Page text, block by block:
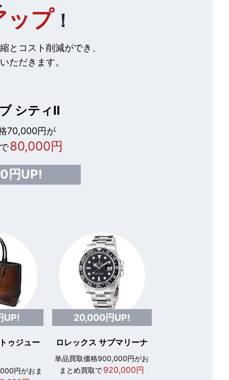
ップ ！
とコスト削減ができ、
ただきます。
シティⅡ
70,000円が
80,000円
円UP!
UP!
ゥジュー
円がおま
20,000円UP!
ロレックス サブマリーナ
単品買取価格900,000円がお
まとめ買取で920,000円